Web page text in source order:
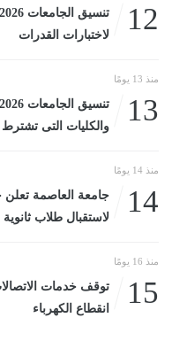
12
لاختبارات القدرات
منذ 13 يومًا
13
والكليات التى تشترط
منذ 14 يومًا
14
جامعة العاصمة تعلن
لاستقبال طلاب ثانوية
منذ 16 يومًا
15
توقف خدمات
انقطاع الكهرباء